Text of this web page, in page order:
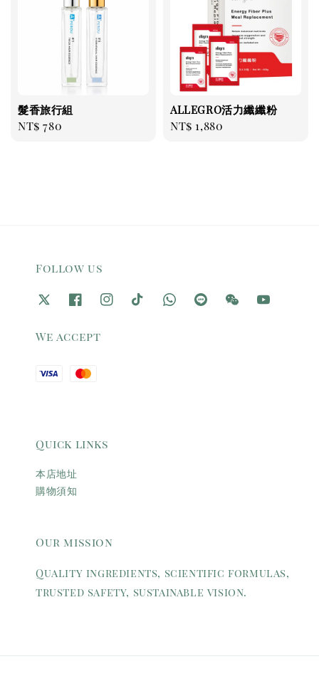
髮香旅行組
Regular
NT$ 780
ALLEGRO活力纖纖粉
Regular
NT$ 1,880
Follow us
We accept
Quick links
本店地址
購物須知
Our mission
Quality ingredients, scientific formulas,
trusted safety, sustainable vision.